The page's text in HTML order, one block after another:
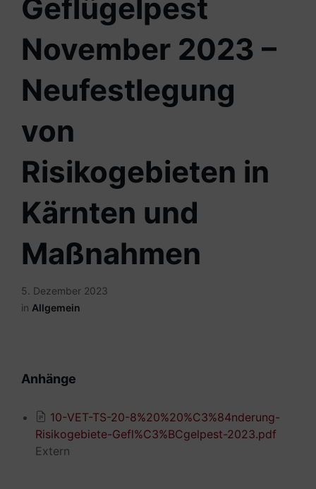
Geflügelpest
November 2023 –
Neufestlegung
von
Risikogebieten in
Kärnten und
Maßnahmen
5. Dezember 2023
in Allgemein
Anhänge
10-VET-TS-20-8%20%20%C3%84nderung-
Risikogebiete-Gefl%C3%BCgelpest-2023.pdf
Extern